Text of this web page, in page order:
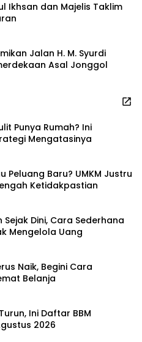
Ikhsan dan Majelis Taklim
Jalan H. M. Syurdi
Asal Jonggol
Punya Rumah? Ini
Mengatasinya
Peluang Baru? UMKM Justru
Ketidakpastian
Sejak Dini, Cara Sederhana
Mengelola Uang
Naik, Begini Cara
Belanja
Ini Daftar BBM
2026